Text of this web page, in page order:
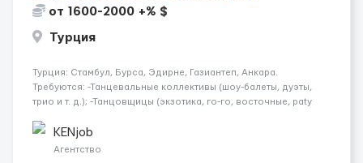
от 1600-2000 +% $
Турция
Турция: Стамбул, Бурса, Эдирне, Газиантеп, Анкара.
Требуются: -Танцевальные коллективы (шоу-балеты, дуэты,
трио и т. д.); -Танцовщицы (экзотика, го-го, восточные, paty
языках); -Гимнастки; -Работницы хостесc в кл...
KENjob
Агентство